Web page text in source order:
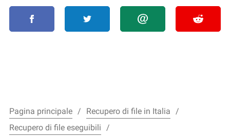
Pagina principale
Recupero di file in Italia
Recupero di file eseguibili